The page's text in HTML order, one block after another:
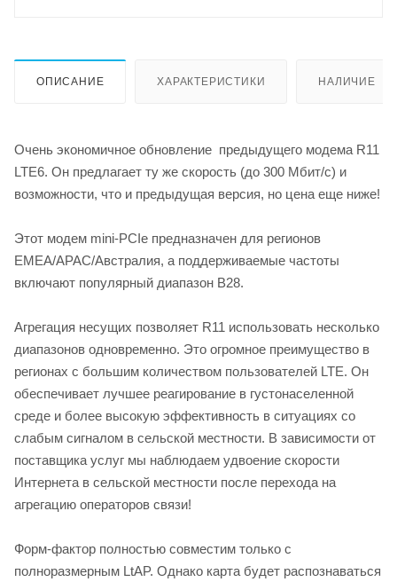
ОПИСАНИЕ ХАРАКТЕРИСТИКИ НАЛИЧИЕ
Очень экономичное обновление предыдущего модема R11
LTE6. Он предлагает ту же скорость (до 300 Мбит/с) и
возможности, что и предыдущая версия, но цена еще ниже!
Этот модем mini-PCIe предназначен для регионов
EMEA/APAC/Австралия, а поддерживаемые частоты
включают популярный диапазон B28.
Агрегация несущих позволяет R11 использовать несколько
диапазонов одновременно. Это огромное преимущество в
регионах с большим количеством пользователей LTE. Он
обеспечивает лучшее реагирование в густонаселенной
среде и более высокую эффективность в ситуациях со
слабым сигналом в сельской местности. В зависимости от
поставщика услуг мы наблюдаем удвоение скорости
Интернета в сельской местности после перехода на
агрегацию операторов связи!
Форм-фактор полностью совместим только с
полноразмерным LtAP. Однако карта будет распознаваться